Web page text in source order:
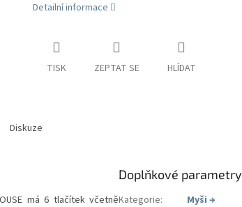
Detailní informace
TISK ZEPTAT SE HLÍDAT
Diskuze
má 6 tlačítek včetně
Doplňkové parametry
Kategorie: Myši →